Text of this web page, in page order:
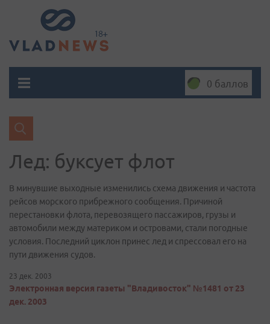
0 баллов
Лед: буксует флот
В минувшие выходные изменились схема движения и частота
рейсов морского прибрежного сообщения. Причиной
перестановки флота, перевозящего пассажиров, грузы и
автомобили между материком и островами, стали погодные
условия. Последний циклон принес лед и спрессовал его на
пути движения судов.
23 дек. 2003
Электронная версия газеты "Владивосток" №1481 от 23
дек. 2003